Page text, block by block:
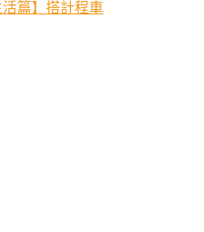
篇】搭計程車